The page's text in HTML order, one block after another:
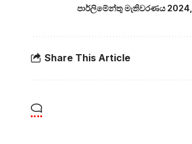
පාර්ලිමේන්තු මැතිවරණය 2024
Share This Article